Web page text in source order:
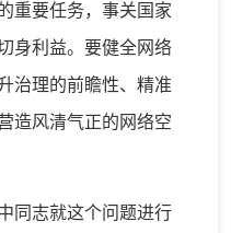
重要任务，事关国家
身利益。要健全网络
治理的前瞻性、精准
造风清气正的网络空
同志就这个问题进行